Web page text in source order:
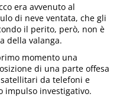
era avvenuto al
di neve ventata, che gli
il perito, però, non è
della valanga.
momento una
di una parte offesa
da telefoni e
impulso investigativo.